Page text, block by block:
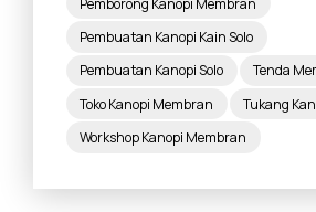
Pembuatan Kanopi Kain Solo
Pembuatan Kanopi Solo
Tenda
Toko Kanopi Membran
Tukang
Workshop Kanopi Membran